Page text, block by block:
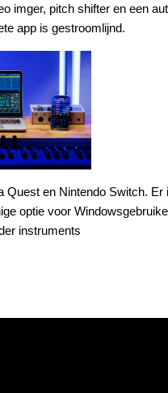
imger, pitch shifter en een
app is gestroomlijnd.
en Nintendo Switch. Er
optie voor
instruments